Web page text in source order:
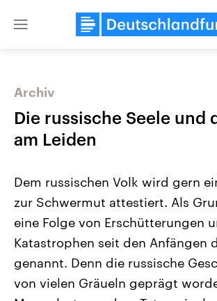
Close
Landtagswahl Sachsen-Anhalt
Alle Informationen
Sachsen-Anhalt wählt am 6.
September 2026 einen neuen
Landtag. Seit 2021 wird das
USA
den
Archiv
Die russische Seele und
am Leiden
Dem russischen Volk wird gern
zur Schwermut attestiert. Als
eine Folge von Erschütterungen
Katastrophen seit den Anfängen
genannt. Denn die russische
von vielen Gräueln geprägt